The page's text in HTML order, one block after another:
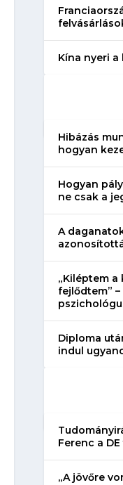
Kína nyeri a
Hibázás
hogyan
Hogyan
ne csak a
A
„Kiléptem
fejlődtem”
Diploma
indul
Ferenc a
„A jövőre